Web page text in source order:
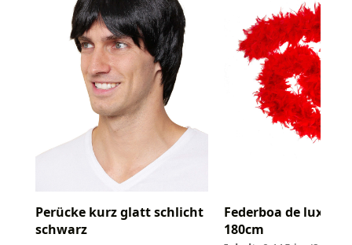
Perücke kurz glatt schlicht
schwarz
Federboa de luxe
180cm